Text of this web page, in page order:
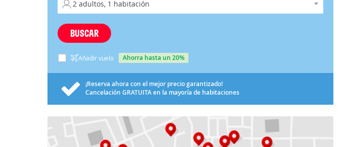
BUSCAR
Añadir vuelo ahorra hasta un 20%
¡Reserva ahora con el mejor precio garantizado!
Cancelación GRATUITAen la mayoría de habitaciones